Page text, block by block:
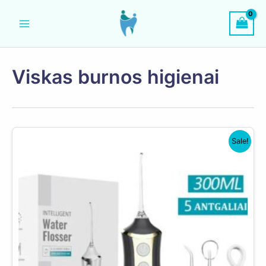
Viskas burnos higienai
Sale!